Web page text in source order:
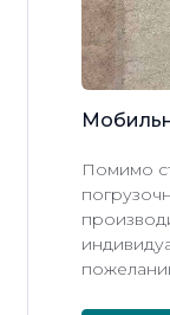
Помимо